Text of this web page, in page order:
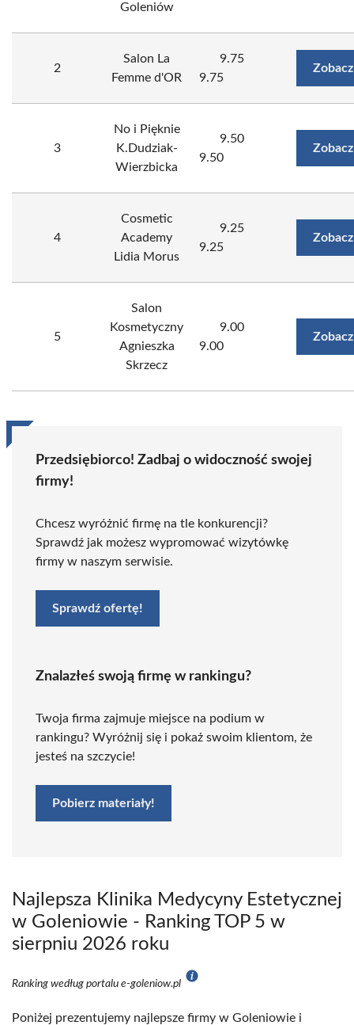
Goleniów
2
Salon La
Femme d'OR
9.75
9.75
3
No i Pięknie
K.Dudziak-
Wierzbicka
9.50
9.50
4
Cosmetic
Academy
Lidia Morus
9.25
9.25
5
Salon
Kosmetyczny
Agnieszka
Skrzecz
9.00
9.00
Przedsiębiorco! Zadbaj o widoczność swojej
firmy!
Chcesz wyróżnić firmę na tle konkurencji?
Sprawdź jak możesz wypromować wizytówkę
firmy w naszym serwisie.
Sprawdź ofertę!
Znalazłeś swoją firmę w rankingu?
Twoja firma zajmuje miejsce na podium w
rankingu? Wyróżnij się i pokaż swoim klientom, że
jesteś na szczycie!
Pobierz materiały!
Najlepsza Klinika Medycyny Estetycznej
w Goleniowie - Ranking TOP 5 w
sierpniu 2026 roku
Ranking według portalu e-goleniow.pl
Poniżej prezentujemy najlepsze firmy w Goleniowie i